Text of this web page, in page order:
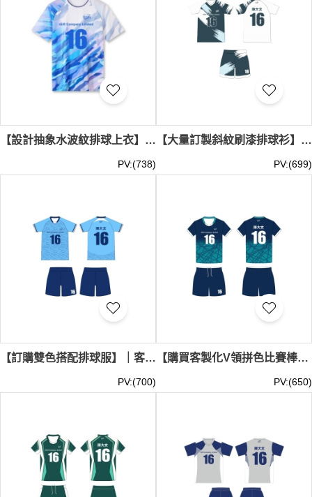
【設計抽象水波紋排球上衣】｜清爽藍色系不規則圖案｜插肩袖剪裁修飾肩線｜後背大面積留白｜現貨主推｜現貨排球服訂製 SKTAFC047-FC312
PV:(738)
【大量訂製斜紋刷漆排球衫】｜醒目對比色調｜V型領口剪裁｜褲管呼應上衣印花｜現貨主推｜排球服專賣店 SKTAFC046-FCLQF-2504261
PV:(699)
【訂購雙色搭配排球服】｜客製化全身訂製｜上衣繁複線條｜褲腳簡約數字｜高彈性腰圍｜現貨主推｜排球服供應商 SKTAFC045-FCLQF-2504251
PV:(700)
【購買客製化V領拼色比賽棒球服】｜獨特領口剪裁｜深淺色階變化｜腰部幾何紋理｜透氣排汗布料｜現貨主推｜排球服批發 SKTAFC044-FCLQF-2504241
PV:(650)